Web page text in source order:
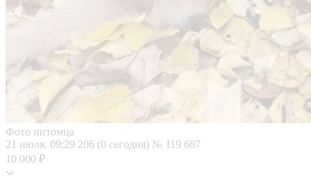
Фото питомца
21 июля, 09:29 206 (0 сегодня) № 119 687
10 000 ₽